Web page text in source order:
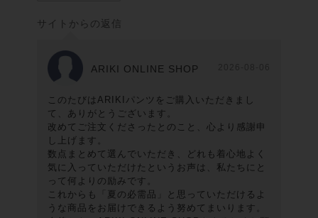
サイトからの返信
ARIKI ONLINE SHOP
このたびはARIKIパンツをご購入いただきまし
て、ありがとうございます。
改めてご注文くださったとのこと、心より感謝申
し上げます。
数点まとめて選んでいただき、どれも着心地よく
気に入っていただけたというお声は、私たちにと
って何よりの励みです。
これからも「夏の必需品」と思っていただけるよ
うな商品をお届けできるよう努めてまいります。